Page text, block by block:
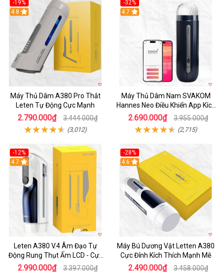
-19%
Hot
4.8
Máy Thủ Dâm A380 Pro Thắt
Leten Tự Động Cực Mạnh
2.790.000₫ 3.444.000₫
(3,012)
-32%
Hot
4.7
Máy Thủ Dâm Nam SVAKOM
Hannes Neo Điều Khiển App Kích
Thích
2.690.000₫ 3.955.000₫
(2,715)
-12%
Hot
4.7
Leten A380 V.4 Âm Đạo Tự
Động Rung Thụt Ấm LCD - Cực
Phê
2.990.000₫ 3.397.000₫
-28%
Hot
4.6
Máy Bú Dương Vật Letten A380
Cực Đỉnh Kích Thích Mạnh Mẽ
2.490.000₫ 3.458.000₫